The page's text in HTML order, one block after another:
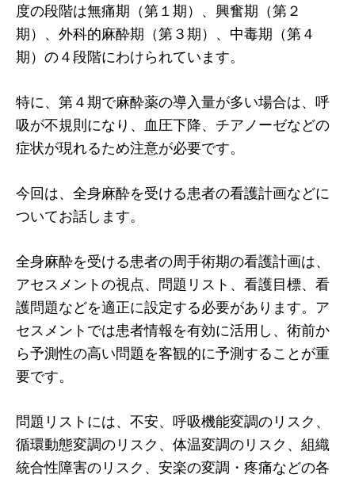
度の段階は無痛期（第１期）、興奮期（第２
期）、外科的麻酔期（第３期）、中毒期（第４
期）の４段階にわけられています。
特に、第４期で麻酔薬の導入量が多い場合は、呼
吸が不規則になり、血圧下降、チアノーゼなどの
症状が現れるため注意が必要です。
今回は、全身麻酔を受ける患者の看護計画などに
ついてお話します。
全身麻酔を受ける患者の周手術期の看護計画は、
アセスメントの視点、問題リスト、看護目標、看
護問題などを適正に設定する必要があります。ア
セスメントでは患者情報を有効に活用し、術前か
ら予測性の高い問題を客観的に予測することが重
要です。
問題リストには、不安、呼吸機能変調のリスク、
循環動態変調のリスク、体温変調のリスク、組織
統合性障害のリスク、安楽の変調・疼痛などの各